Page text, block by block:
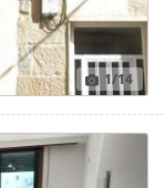
1/14